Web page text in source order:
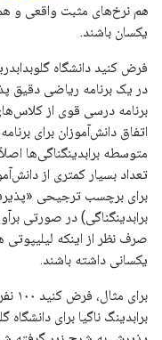
هم نرخ‌های مثبت واقعی و
یکسان باشند.
فرض کنید دانشگاه
در یک برنامه ریاضی دقیق
برنامه درسی قوی از
اتفاق دانش‌آموزان برای
متوسطه برابدینگناگی‌ها
تعداد بسیار کمتری از
برای برچسب ترجیحی
برابدینگناگی) در صورتی
صرف نظر از اینکه لیلیپوتی
یکسانی داشته باشند.
برابدینگ ناگیا برای